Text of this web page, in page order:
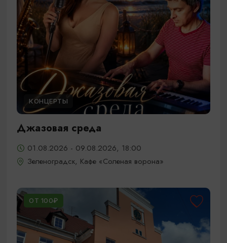
КОНЦЕРТЫ
Джазовая среда
01.08.2026 - 09.08.2026, 18:00
Зеленоградск, Кафе «Соленая ворона»
ОТ 100₽